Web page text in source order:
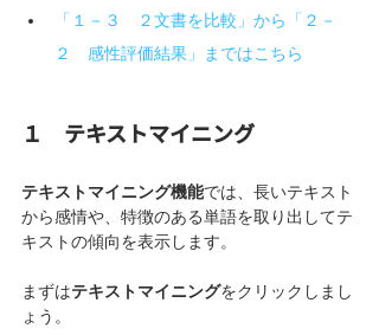
「１－３　２文書を比較」から「２－
２　感性評価結果」まではこちら
１　テキストマイニング
テキストマイニング機能では、長いテキスト
から感情や、特徴のある単語を取り出してテ
キストの傾向を表示します。
まずはテキストマイニングをクリックしまし
ょう。